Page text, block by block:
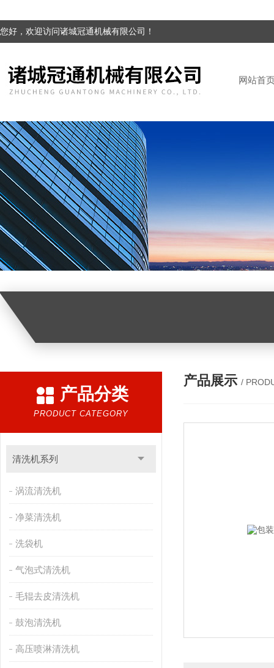
您好，欢迎访问诸城冠通机械有限公司！
网站首
产品分类
PRODUCT CATEGORY
清洗机系列
涡流清洗机
净菜清洗机
洗袋机
气泡式清洗机
毛辊去皮清洗机
鼓泡清洗机
高压喷淋清洗机
产品展示 /